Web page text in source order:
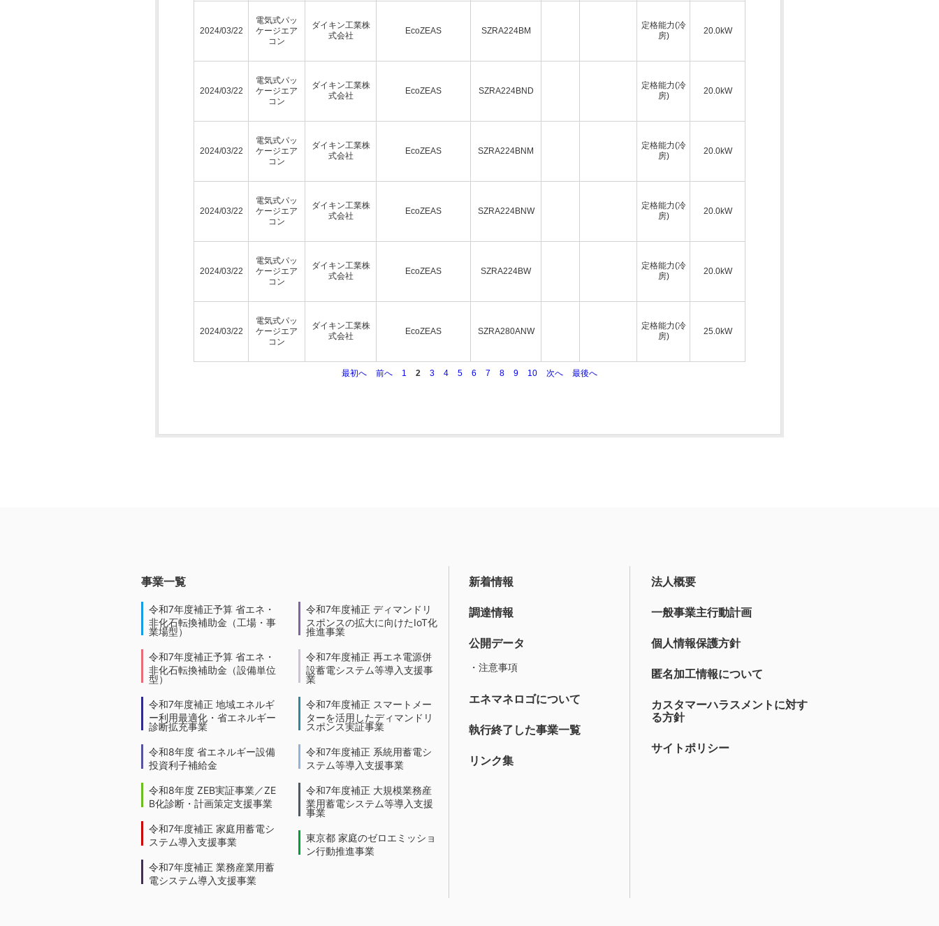
2024/03/22
電気式パッ
ケージエア
コン
ダイキン工業株
式会社
EcoZEAS SZRA224BM
定格能力(冷
房)
20.0kW
2024/03/22
電気式パッ
ケージエア
コン
ダイキン工業株
式会社
EcoZEAS SZRA224BND
定格能力(冷
房)
20.0kW
2024/03/22
電気式パッ
ケージエア
コン
ダイキン工業株
式会社
EcoZEAS SZRA224BNM
定格能力(冷
房)
20.0kW
2024/03/22
電気式パッ
ケージエア
コン
ダイキン工業株
式会社
EcoZEAS SZRA224BNW
定格能力(冷
房)
20.0kW
2024/03/22
電気式パッ
ケージエア
コン
ダイキン工業株
式会社
EcoZEAS SZRA224BW
定格能力(冷
房)
20.0kW
2024/03/22
電気式パッ
ケージエア
コン
ダイキン工業株
式会社
EcoZEAS SZRA280ANW
定格能力(冷
房)
25.0kW
最初へ 前へ 1 2 3 4 5 6 7 8 9 10 次へ 最後へ
事業一覧
令和7年度補正予算 省エネ・
非化石転換補助金（工場・事
業場型）
令和7年度補正予算 省エネ・
非化石転換補助金（設備単位
型）
令和7年度補正 地域エネルギ
ー利用最適化・省エネルギー
診断拡充事業
令和8年度 省エネルギー設備
投資利子補給金
令和8年度 ZEB実証事業／ZE
B化診断・計画策定支援事業
令和7年度補正 家庭用蓄電シ
ステム導入支援事業
令和7年度補正 業務産業用蓄
電システム導入支援事業
令和7年度補正 ディマンドリ
スポンスの拡大に向けたIoT化
推進事業
令和7年度補正 再エネ電源併
設蓄電システム等導入支援事
業
令和7年度補正 スマートメー
ターを活用したディマンドリ
スポンス実証事業
令和7年度補正 系統用蓄電シ
ステム等導入支援事業
令和7年度補正 大規模業務産
業用蓄電システム等導入支援
事業
東京都 家庭のゼロエミッショ
ン行動推進事業
新着情報
調達情報
公開データ
・注意事項
エネマネロゴについて
執行終了した事業一覧
リンク集
法人概要
一般事業主行動計画
個人情報保護方針
匿名加工情報について
カスタマーハラスメントに対す
る方針
サイトポリシー